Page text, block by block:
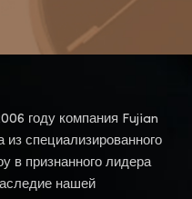
году компания Fujian
специализированного
в признанного лидера
нашей